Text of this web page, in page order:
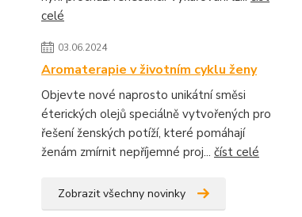
celé
03.06.2024
Aromaterapie v životním cyklu ženy
Objevte nové naprosto unikátní směsi
éterických olejů speciálně vytvořených pro
řešení ženských potíží, které pomáhají
ženám zmírnit nepříjemné proj... číst celé
Zobrazit všechny novinky